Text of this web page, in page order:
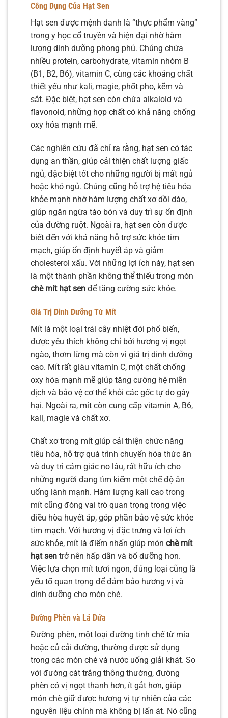
Công Dụng Của Hạt Sen
Hạt sen được mệnh danh là “thực phẩm vàng”
trong y học cổ truyền và hiện đại nhờ hàm
lượng dinh dưỡng phong phú. Chúng chứa
nhiều protein, carbohydrate, vitamin nhóm B
(B1, B2, B6), vitamin C, cùng các khoáng chất
thiết yếu như kali, magie, phốt pho, kẽm và
sắt. Đặc biệt, hạt sen còn chứa alkaloid và
flavonoid, những hợp chất có khả năng chống
oxy hóa mạnh mẽ.
Các nghiên cứu đã chỉ ra rằng, hạt sen có tác
dụng an thần, giúp cải thiện chất lượng giấc
ngủ, đặc biệt tốt cho những người bị mất ngủ
hoặc khó ngủ. Chúng cũng hỗ trợ hệ tiêu hóa
khỏe mạnh nhờ hàm lượng chất xơ dồi dào,
giúp ngăn ngừa táo bón và duy trì sự ổn định
của đường ruột. Ngoài ra, hạt sen còn được
biết đến với khả năng hỗ trợ sức khỏe tim
mạch, giúp ổn định huyết áp và giảm
cholesterol xấu. Với những lợi ích này, hạt sen
là một thành phần không thể thiếu trong món
chè mít hạt sen để tăng cường sức khỏe.
Giá Trị Dinh Dưỡng Từ Mít
Mít là một loại trái cây nhiệt đới phổ biến,
được yêu thích không chỉ bởi hương vị ngọt
ngào, thơm lừng mà còn vì giá trị dinh dưỡng
cao. Mít rất giàu vitamin C, một chất chống
oxy hóa mạnh mẽ giúp tăng cường hệ miễn
dịch và bảo vệ cơ thể khỏi các gốc tự do gây
hại. Ngoài ra, mít còn cung cấp vitamin A, B6,
kali, magie và chất xơ.
Chất xơ trong mít giúp cải thiện chức năng
tiêu hóa, hỗ trợ quá trình chuyển hóa thức ăn
và duy trì cảm giác no lâu, rất hữu ích cho
những người đang tìm kiếm một chế độ ăn
uống lành mạnh. Hàm lượng kali cao trong
mít cũng đóng vai trò quan trọng trong việc
điều hòa huyết áp, góp phần bảo vệ sức khỏe
tim mạch. Với hương vị đặc trưng và lợi ích
sức khỏe, mít là điểm nhấn giúp món chè mít
hạt sen trở nên hấp dẫn và bổ dưỡng hơn.
Việc lựa chọn mít tươi ngon, đúng loại cũng là
yếu tố quan trọng để đảm bảo hương vị và
dinh dưỡng cho món chè.
Đường Phèn và Lá Dứa
Đường phèn, một loại đường tinh chế từ mía
hoặc củ cải đường, thường được sử dụng
trong các món chè và nước uống giải khát. So
với đường cát trắng thông thường, đường
phèn có vị ngọt thanh hơn, ít gắt hơn, giúp
món chè giữ được hương vị tự nhiên của các
nguyên liệu chính mà không bị lấn át. Nó cũng